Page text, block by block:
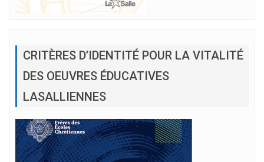
CRITÈRES D’IDENTITÉ POUR LA VITALITÉ
DES OEUVRES ÉDUCATIVES
LASALLIENNES